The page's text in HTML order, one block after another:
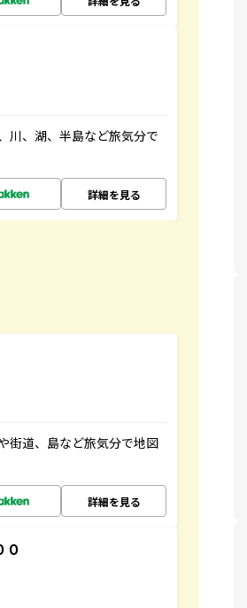
川、湖、半島など旅気分で
詳細を見る
街道、島など旅気分で地図
詳細を見る
０